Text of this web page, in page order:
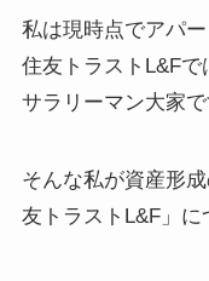
私は現時点でアパ
住友トラストL&Fで
サラリーマン大家で
そんな私が資産形
友トラストL&F」に